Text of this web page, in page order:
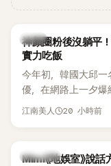
生活
神顏圈粉後沒躺平
實力吃飯
今年初，韓國大邱
優，在網路上一夕爆
睹他的真面目。如今
江南美人 20 小時前
熱議討論
Mimi《地娛室》說話